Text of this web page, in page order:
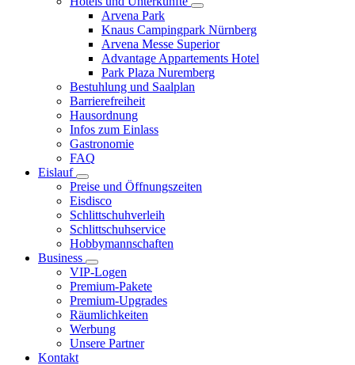
Arvena Park
Knaus Campingpark Nürnberg
Arvena Messe Superior
Advantage Appartements Hotel
Park Plaza Nuremberg
Bestuhlung und Saalplan
Barrierefreiheit
Hausordnung
Infos zum Einlass
Gastronomie
FAQ
Eislauf
Preise und Öffnungszeiten
Eisdisco
Schlittschuhverleih
Schlittschuhservice
Hobbymannschaften
Business
VIP-Logen
Premium-Pakete
Premium-Upgrades
Räumlichkeiten
Werbung
Unsere Partner
Kontakt